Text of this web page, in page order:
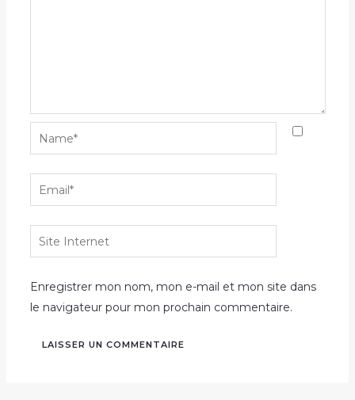
Name*
Email*
Site
Internet
Enregistrer mon nom, mon e-mail et mon site dans
le navigateur pour mon prochain commentaire.